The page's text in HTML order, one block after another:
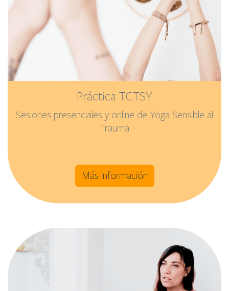
Práctica TCTSY
Sesiones presenciales y online de Yoga Sensible al
Trauma
Más información